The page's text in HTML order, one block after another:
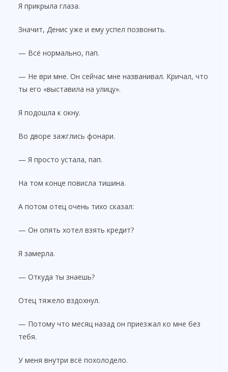
Я прикрыла глаза.
Значит, Денис уже и ему успел позвонить.
— Всё нормально, пап.
— Не ври мне. Он сейчас мне названивал. Кричал, что
ты его «выставила на улицу».
Я подошла к окну.
Во дворе зажглись фонари.
— Я просто устала, пап.
На том конце повисла тишина.
А потом отец очень тихо сказал:
— Он опять хотел взять кредит?
Я замерла.
— Откуда ты знаешь?
Отец тяжело вздохнул.
— Потому что месяц назад он приезжал ко мне без
тебя.
У меня внутри всё похолодело.